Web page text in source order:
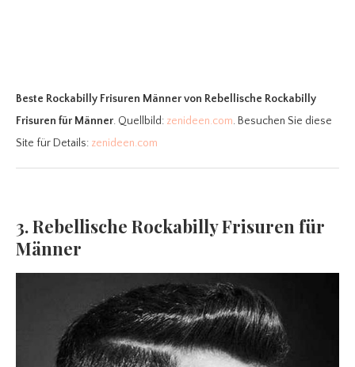
Beste Rockabilly Frisuren Männervon Rebellische Rockabilly
Frisuren für Männer. Quellbild: zenideen.com. Besuchen Sie diese
Site für Details: zenideen.com
3. Rebellische Rockabilly Frisuren für
Männer